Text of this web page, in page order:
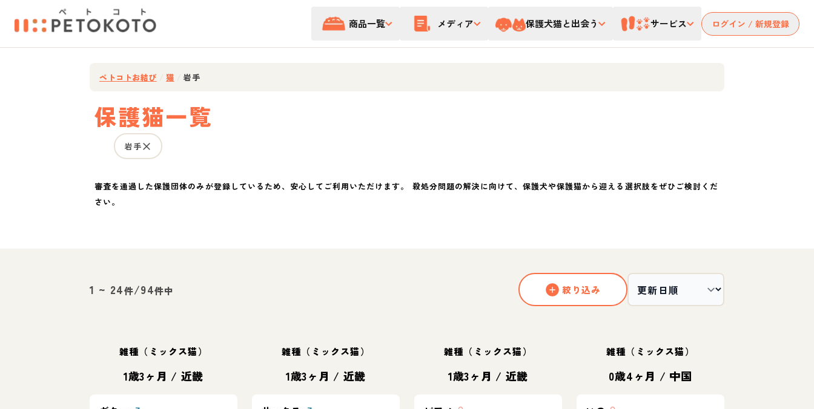
商品一覧 メディア 保護犬猫と出会う サービス ログイン / 新規登録
ペトコトお結び 猫 岩手
保護猫一覧
岩手
審査を通過した保護団体のみが登録しているため、安心してご利用いただけます。 殺処分問題の解決に向けて、保護犬や保護猫から迎える選択肢をぜひご検討くだ
さい。
1 ~ 24件/94件中 絞り込み
雑種（ミックス猫）
1歳3ヶ月 / 近畿
雑種（ミックス猫）
1歳3ヶ月 / 近畿
雑種（ミックス猫）
1歳3ヶ月 / 近畿
雑種（ミックス猫）
0歳4ヶ月 / 中国